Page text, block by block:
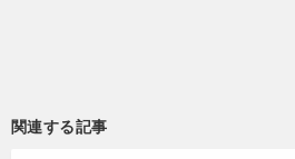
関連する記事